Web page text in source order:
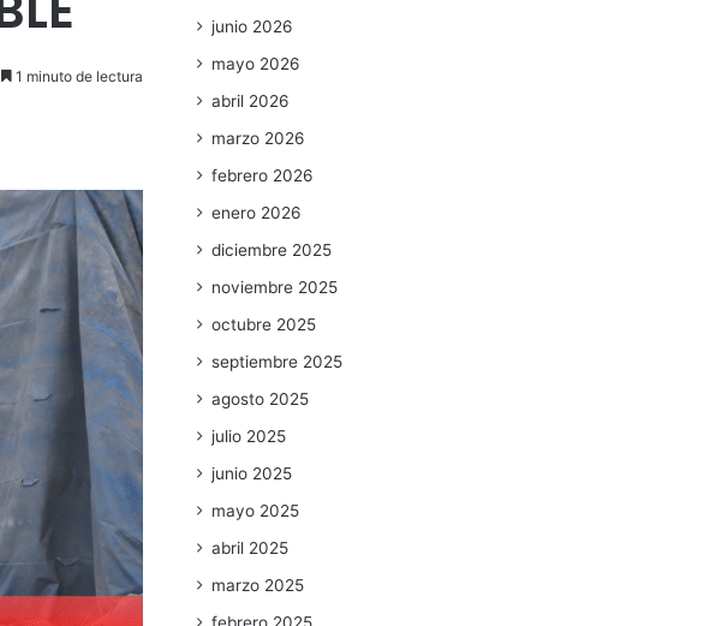
1 minuto de lectura
junio 2026
mayo 2026
abril 2026
marzo 2026
febrero 2026
enero 2026
diciembre 2025
noviembre 2025
octubre 2025
septiembre 2025
agosto 2025
julio 2025
junio 2025
mayo 2025
abril 2025
marzo 2025
febrero 2025